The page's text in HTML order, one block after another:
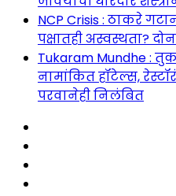
NCP Crisis : ठाकरे
पक्षातही अस्वस्थता?
Tukaram Mundhe :
नामांकित हॉटेल्स,
परवानेही निलंबित